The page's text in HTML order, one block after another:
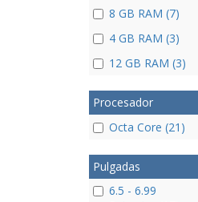
8 GB RAM (7)
4 GB RAM (3)
12 GB RAM (3)
Procesador
Octa Core (21)
Pulgadas
6.5 - 6.99